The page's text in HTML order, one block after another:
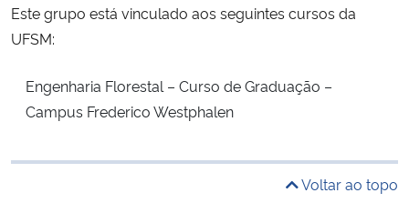
Controladoria-Geral da União
Secretaria-Geral
Este grupo está vinculado aos seguintes cursos da
UFSM:
Engenharia Florestal – Curso de Graduação –
Campus Frederico Westphalen
Voltar ao topo